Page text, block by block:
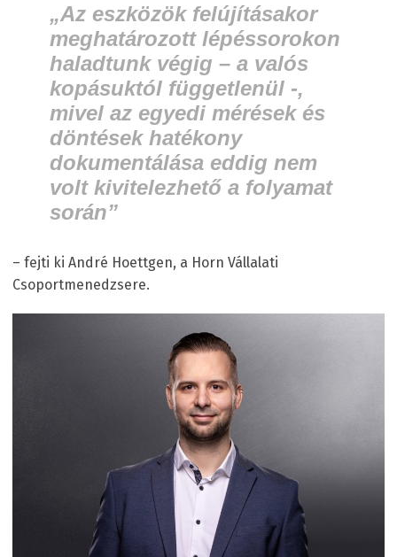
„Az eszközök felújításakor
meghatározott lépéssorokon
haladtunk végig – a valós
kopásuktól függetlenül -,
mivel az egyedi mérések és
döntések hatékony
dokumentálása eddig nem
volt kivitelezhető a folyamat
során”
– fejti ki André Hoettgen, a Horn Vállalati
Csoportmenedzsere.